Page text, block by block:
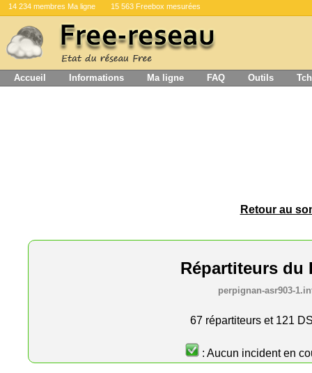
14 234 membres Ma ligne 15 563 Freebox mesurées
Accueil Informations Ma ligne FAQ Outils
Retour au
Répartiteurs du
perpignan-asr903-
67 répartiteurs et 121
: Aucun incident en